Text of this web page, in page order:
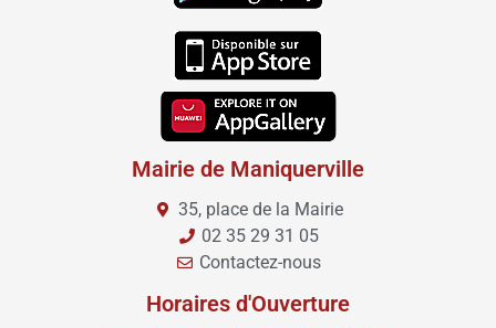
Mairie de Maniquerville
35, place de la Mairie
02 35 29 31 05
Contactez-nous
Horaires d'Ouverture